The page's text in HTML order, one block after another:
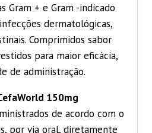
Gram + e Gram -indicado
dermatológicas,
Comprimidos sabor
para maior eficácia,
de administração.
150mg
de acordo com o
por via oral, diretamente